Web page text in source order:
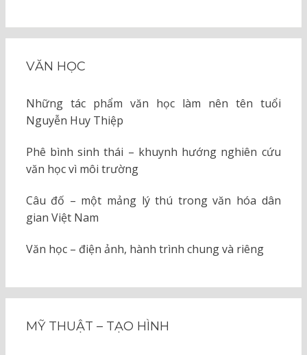
VĂN HỌC
Những tác phẩm văn học làm nên tên tuổi
Nguyễn Huy Thiệp
Phê bình sinh thái – khuynh hướng nghiên cứu
văn học vì môi trường
Câu đố – một mảng lý thú trong văn hóa dân
gian Việt Nam
Văn học – điện ảnh, hành trình chung và riêng
MỸ THUẬT – TẠO HÌNH